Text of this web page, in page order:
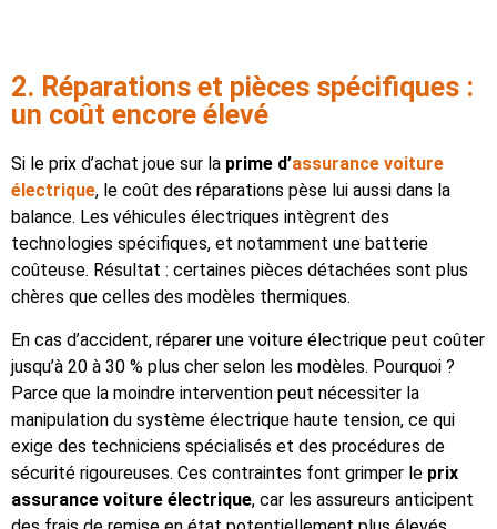
2. Réparations et pièces spécifiques :
un coût encore élevé
Si le prix d’achat joue sur la prime d’assurance voiture
électrique, le coût des réparations pèse lui aussi dans la
balance. Les véhicules électriques intègrent des
technologies spécifiques, et notamment une batterie
coûteuse. Résultat : certaines pièces détachées sont plus
chères que celles des modèles thermiques.
En cas d’accident, réparer une voiture électrique peut coûter
jusqu’à 20 à 30 % plus cher selon les modèles. Pourquoi ?
Parce que la moindre intervention peut nécessiter la
manipulation du système électrique haute tension, ce qui
exige des techniciens spécialisés et des procédures de
sécurité rigoureuses. Ces contraintes font grimper le prix
assurance voiture électrique, car les assureurs anticipent